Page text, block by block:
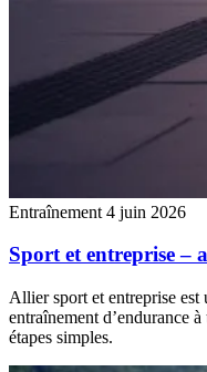
Entraînement 4 juin 2026
Sport et entreprise –
Allier sport et entreprise
entraînement d’endurance
étapes simples.